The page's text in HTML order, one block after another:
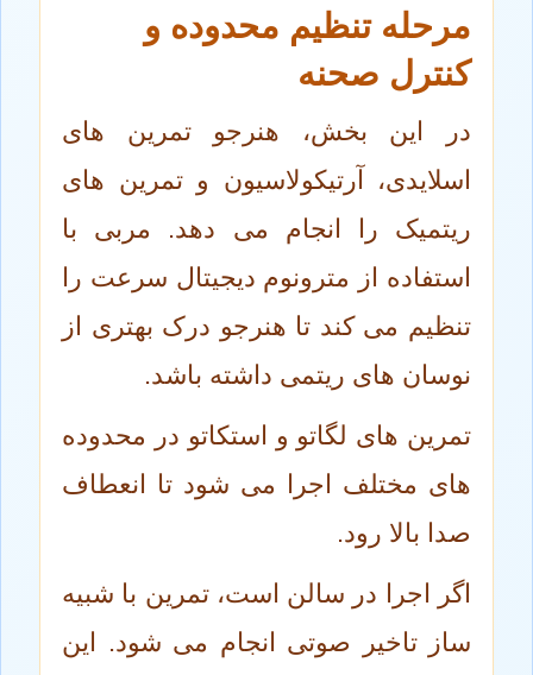
مرحله تنظیم محدوده و
کنترل صحنه
در این بخش، هنرجو تمرین های
اسلایدی، آرتیکولاسیون و تمرین های
ریتمیک را انجام می دهد. مربی با
استفاده از مترونوم دیجیتال سرعت را
تنظیم می کند تا هنرجو درک بهتری از
نوسان های ریتمی داشته باشد.
تمرین های لگاتو و استکاتو در محدوده
های مختلف اجرا می شود تا انعطاف
صدا بالا رود.
اگر اجرا در سالن است، تمرین با شبیه
ساز تاخیر صوتی انجام می شود. این